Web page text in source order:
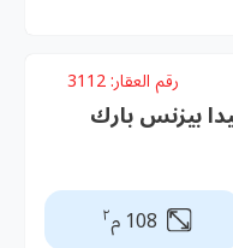
رقم العقار: 3112
بيزنس بارك
108 م ٢